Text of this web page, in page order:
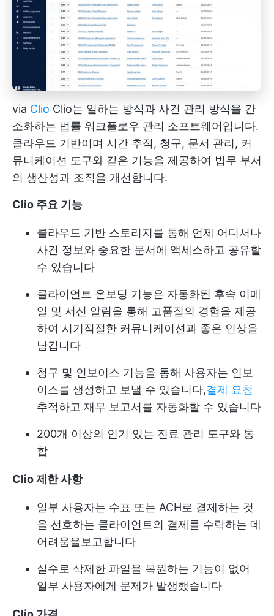
via Clio Clio는 일하는 방식과 사건 관리 방식을 간
소화하는 법률 워크플로우 관리 소프트웨어입니다.
클라우드 기반이며 시간 추적, 청구, 문서 관리, 커
뮤니케이션 도구와 같은 기능을 제공하여 법무 부서
의 생산성과 조직을 개선합니다.
Clio 주요 기능
클라우드 기반 스토리지를 통해 언제 어디서나
사건 정보와 중요한 문서에 액세스하고 공유할
수 있습니다
클라이언트 온보딩 기능은 자동화된 후속 이메
일 및 서신 알림을 통해 고품질의 경험을 제공
하여 시기적절한 커뮤니케이션과 좋은 인상을
남깁니다
청구 및 인보이스 기능을 통해 사용자는 인보
이스를 생성하고 보낼 수 있습니다,결제 요청
추적하고 재무 보고서를 자동화할 수 있습니다
200개 이상의 인기 있는 진료 관리 도구와 통
합
Clio 제한 사항
일부 사용자는 수표 또는 ACH로 결제하는 것
을 선호하는 클라이언트의 결제를 수락하는 데
어려움을보고합니다
실수로 삭제한 파일을 복원하는 기능이 없어
일부 사용자에게 문제가 발생했습니다